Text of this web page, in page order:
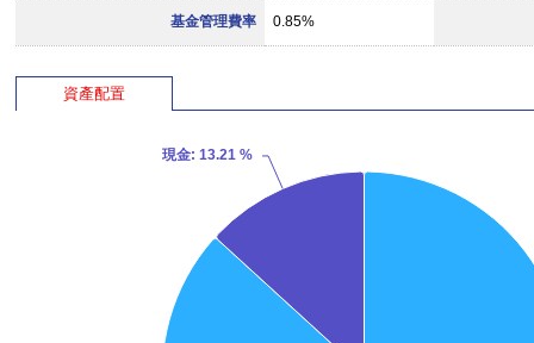
基金管理費率 0.85%
資產配置
現金: 13.21 %